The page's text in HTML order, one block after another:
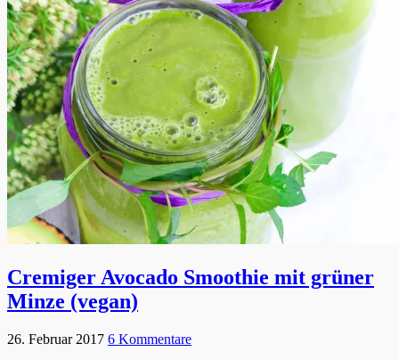
Cremiger Avocado Smoothie mit grüner
Minze (vegan)
26. Februar 2017 6 Kommentare